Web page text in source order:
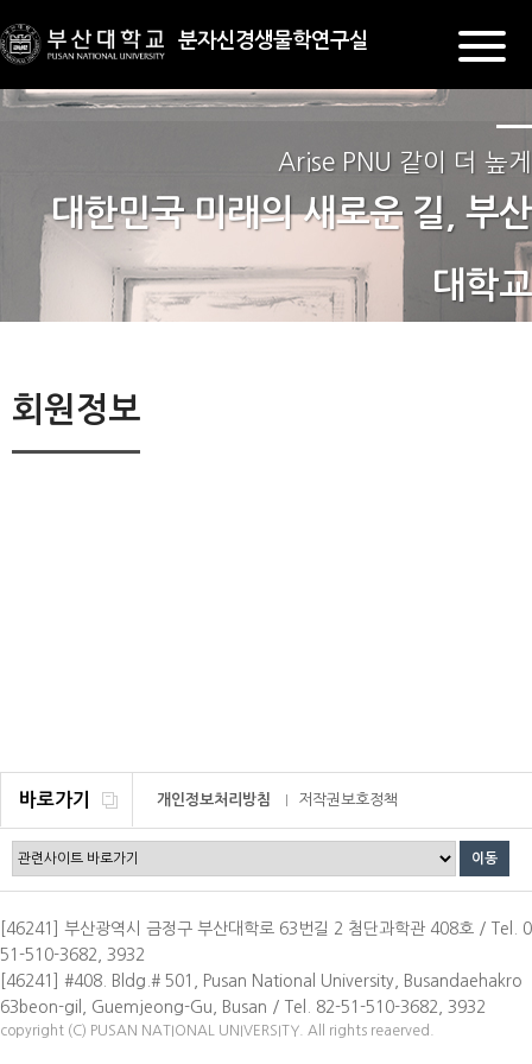
분자신경생물학연구실
Arise PNU 같이 더 높게
대한민국 미래의 새로운 길, 부산
대학교
회원정보
바로가기 개인정보처리방침 저작권보호정책
[46241] 부산광역시 금정구 부산대학로 63번길 2 첨단과학관 408호 / Tel. 0
51-510-3682, 3932
[46241] #408. Bldg.# 501, Pusan National University, Busandaehakro
63beon-gil, Guemjeong-Gu, Busan / Tel. 82-51-510-3682, 3932
copyright (C) PUSAN NATIONAL UNIVERSITY. All rights reaerved.